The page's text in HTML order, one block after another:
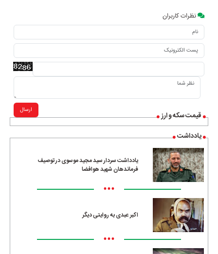
قیمت سکه و ارز
یادداشت
یادداشت سردار سید مجید موسوی در توصیف
فرماندهان شهید هوافضا
•••
اکبر عبدی به روایتی دیگر
•••
نظرات کاربران
ارسال